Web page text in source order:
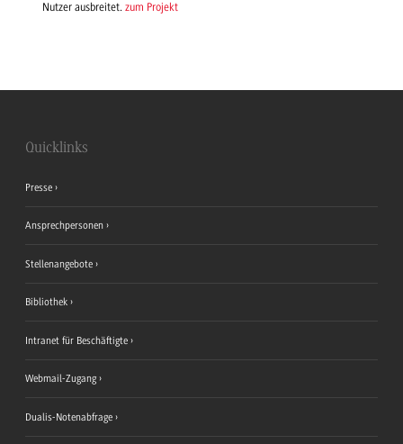
Nutzer ausbreitet. zum Projekt
Quicklinks
Presse
Ansprechpersonen
Stellenangebote
Bibliothek
Intranet für Beschäftigte
Webmail-Zugang
Dualis-Notenabfrage